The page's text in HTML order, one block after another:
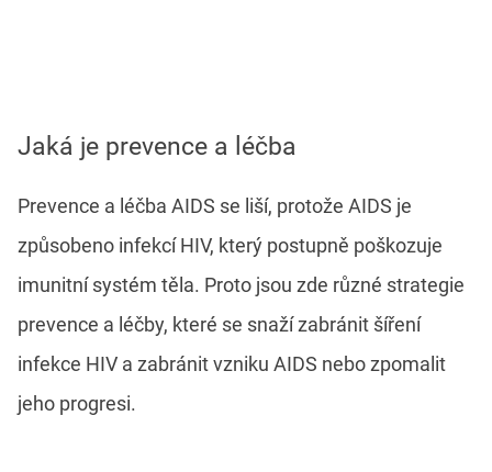
Jaká je prevence a léčba
Prevence a léčba AIDS se liší, protože AIDS je
způsobeno infekcí HIV, který postupně poškozuje
imunitní systém těla. Proto jsou zde různé strategie
prevence a léčby, které se snaží zabránit šíření
infekce HIV a zabránit vzniku AIDS nebo zpomalit
jeho progresi.